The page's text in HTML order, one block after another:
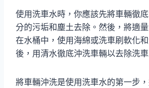
使用洗車水時，你應該先將車輛徹
分的污垢和塵土去除。然後，將適
在水桶中，使用海綿或洗車刷軟化
後，用清水徹底沖洗車輛以去除洗
將車輛沖洗是使用洗車水的第一步